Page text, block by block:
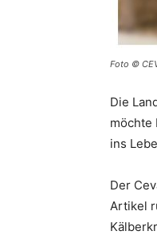
Foto ©
Die
möchte
ins
Der
Artikel